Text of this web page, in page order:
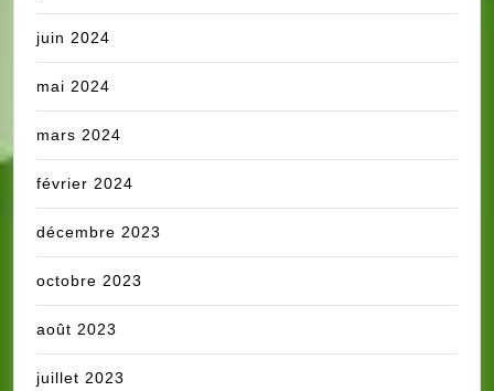
juin 2024
mai 2024
mars 2024
février 2024
décembre 2023
octobre 2023
août 2023
juillet 2023